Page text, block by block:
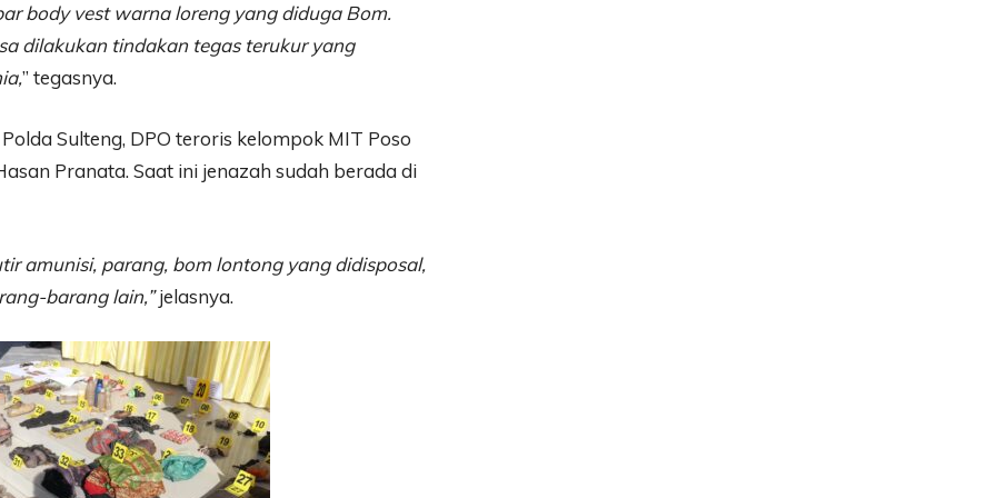
body vest warna loreng yang diduga Bom.
dilakukan tindakan tegas terukur yang
” tegasnya.
Sulteng, DPO teroris kelompok MIT Poso
Pranata. Saat ini jenazah sudah berada di
amunisi, parang, bom lontong yang didisposal,
barang lain,”jelasnya.